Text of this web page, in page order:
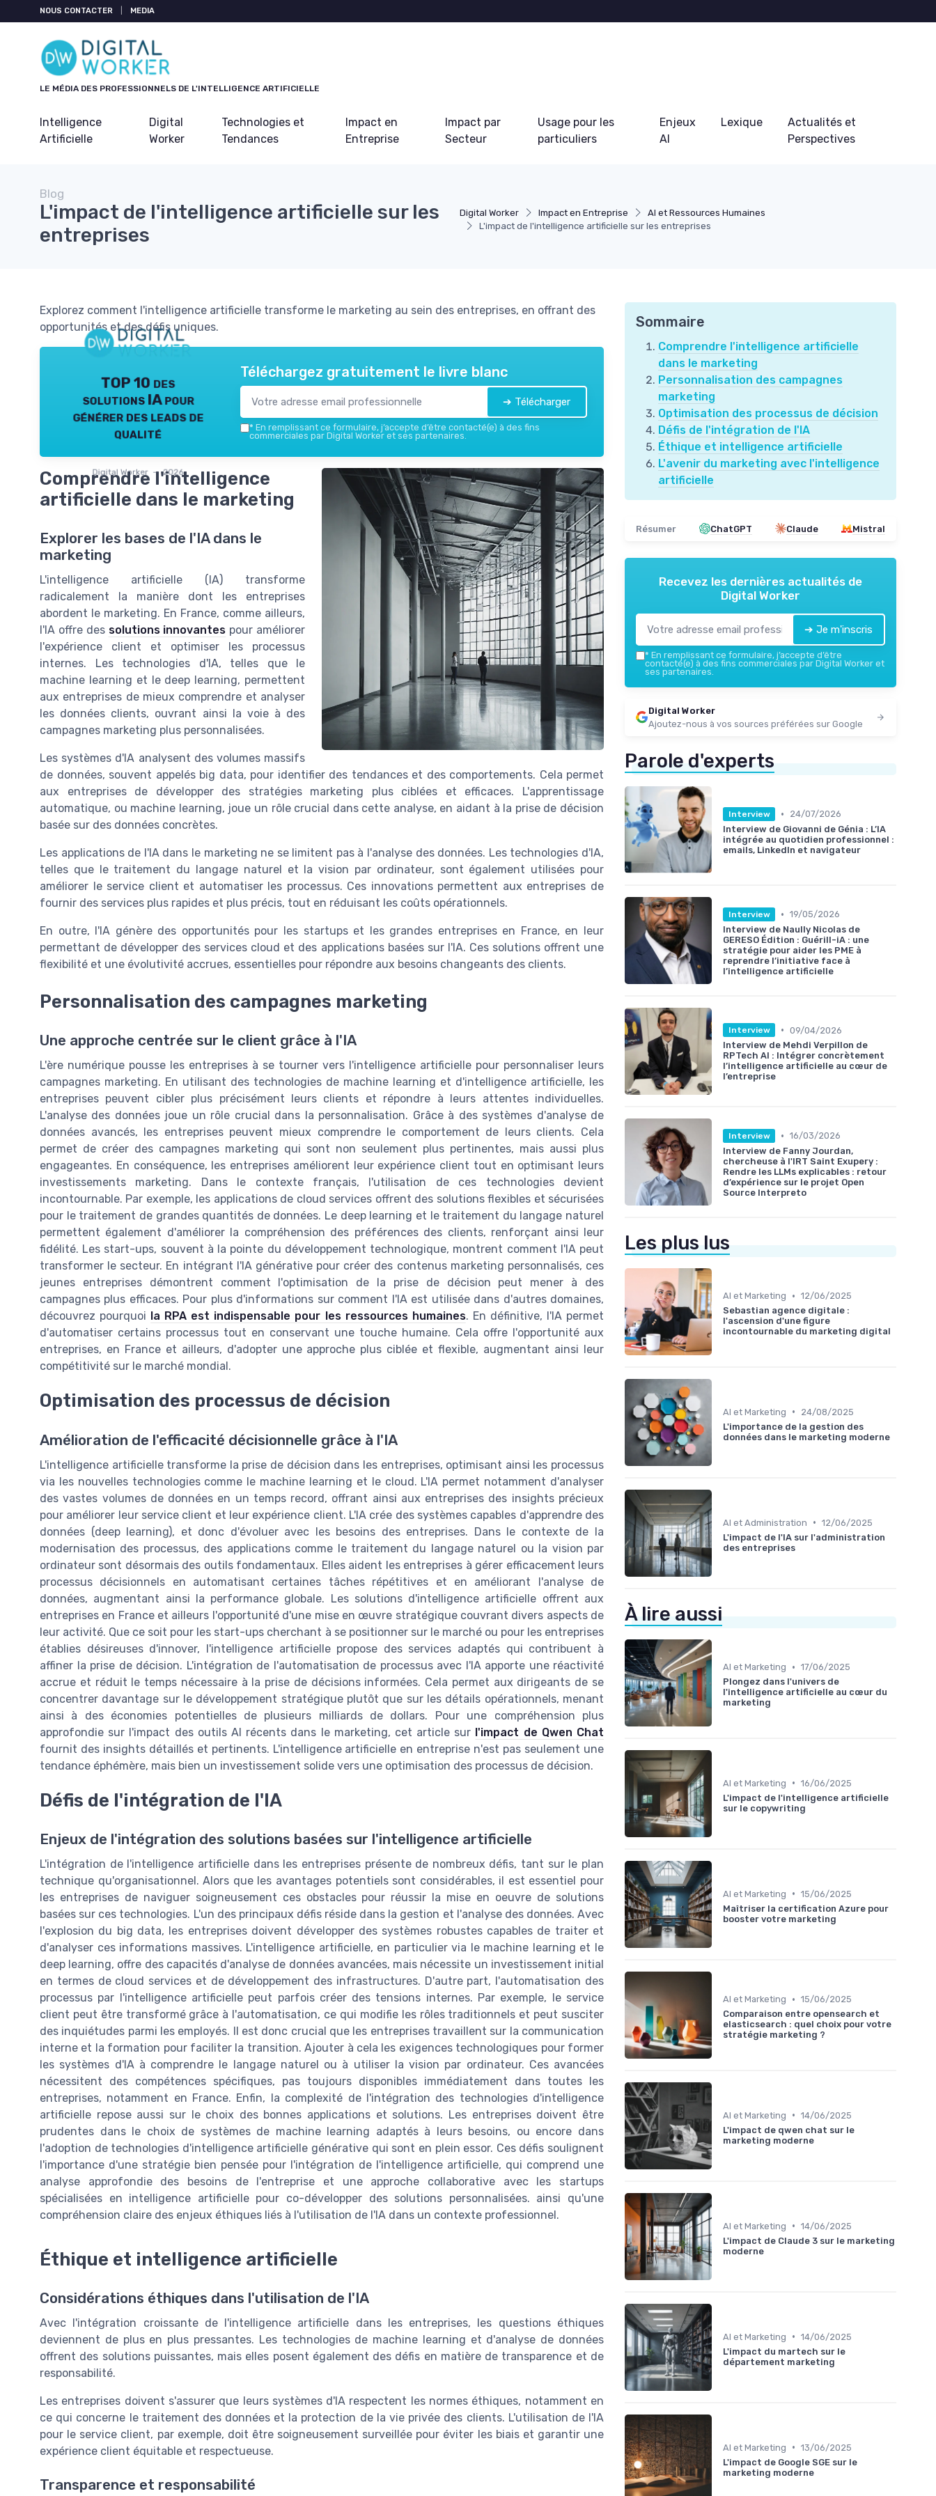
NOUS CONTACTER MEDIA
LE MÉDIA DES PROFESSIONNELS DE L'INTELLIGENCE ARTIFICIELLE
Intelligence
Artificielle
Digital
Worker
Technologies et
Tendances
Impact en
Entreprise
Impact par
Secteur
Usage pour les
particuliers
Enjeux
AI
Lexique
Actualités et
Perspectives
Digital Worker Impact en Entreprise
AI et Ressources Humaines
L'impact de l'intelligence artificielle sur les entreprises
Blog
L'impact de l'intelligence artificielle sur les
entreprises
Explorez comment l'intelligence artificielle transforme le marketing au sein des entreprises, en offrant des
opportunités et des défis uniques.
TOP 10 des
solutions IA pour
générer des leads de
qualité
Digital Worker — 2026
Téléchargez gratuitement le livre blanc
➔ Télécharger
* En remplissant ce formulaire, j’accepte d’être contacté(e) à des fins
commerciales par Digital Worker et ses partenaires.
Comprendre l'intelligence
artificielle dans le marketing
Explorer les bases de l'IA dans le
marketing
L'intelligence artificielle (IA) transforme
radicalement la manière dont les entreprises
abordent le marketing. En France, comme ailleurs,
l'IA offre des solutions innovantes pour améliorer
l'expérience client et optimiser les processus
internes. Les technologies d'IA, telles que le
machine learning et le deep learning, permettent
aux entreprises de mieux comprendre et analyser
les données clients, ouvrant ainsi la voie à des
campagnes marketing plus personnalisées.
Les systèmes d'IA analysent des volumes massifs
de données, souvent appelés big data, pour identifier des tendances et des comportements. Cela permet
aux entreprises de développer des stratégies marketing plus ciblées et efficaces. L'apprentissage
automatique, ou machine learning, joue un rôle crucial dans cette analyse, en aidant à la prise de décision
basée sur des données concrètes.
Les applications de l'IA dans le marketing ne se limitent pas à l'analyse des données. Les technologies d'IA,
telles que le traitement du langage naturel et la vision par ordinateur, sont également utilisées pour
améliorer le service client et automatiser les processus. Ces innovations permettent aux entreprises de
fournir des services plus rapides et plus précis, tout en réduisant les coûts opérationnels.
En outre, l'IA génère des opportunités pour les startups et les grandes entreprises en France, en leur
permettant de développer des services cloud et des applications basées sur l'IA. Ces solutions offrent une
flexibilité et une évolutivité accrues, essentielles pour répondre aux besoins changeants des clients.
Personnalisation des campagnes marketing
Une approche centrée sur le client grâce à l'IA
L'ère numérique pousse les entreprises à se tourner vers l'intelligence artificielle pour personnaliser leurs
campagnes marketing. En utilisant des technologies de machine learning et d'intelligence artificielle, les
entreprises peuvent cibler plus précisément leurs clients et répondre à leurs attentes individuelles.
L'analyse des données joue un rôle crucial dans la personnalisation. Grâce à des systèmes d'analyse de
données avancés, les entreprises peuvent mieux comprendre le comportement de leurs clients. Cela
permet de créer des campagnes marketing qui sont non seulement plus pertinentes, mais aussi plus
engageantes. En conséquence, les entreprises améliorent leur expérience client tout en optimisant leurs
investissements marketing. Dans le contexte français, l'utilisation de ces technologies devient
incontournable. Par exemple, les applications de cloud services offrent des solutions flexibles et sécurisées
pour le traitement de grandes quantités de données. Le deep learning et le traitement du langage naturel
permettent également d'améliorer la compréhension des préférences des clients, renforçant ainsi leur
fidélité. Les start-ups, souvent à la pointe du développement technologique, montrent comment l'IA peut
transformer le secteur. En intégrant l'IA générative pour créer des contenus marketing personnalisés, ces
jeunes entreprises démontrent comment l'optimisation de la prise de décision peut mener à des
campagnes plus efficaces. Pour plus d'informations sur comment l'IA est utilisée dans d'autres domaines,
découvrez pourquoi
la RPA est indispensable pour les ressources humaines. En définitive, l'IA permet
d'automatiser certains processus tout en conservant une touche humaine. Cela offre l'opportunité aux
entreprises, en France et ailleurs, d'adopter une approche plus ciblée et flexible, augmentant ainsi leur
compétitivité sur le marché mondial.
Optimisation des processus de décision
Amélioration de l'efficacité décisionnelle grâce à l'IA
L'intelligence artificielle transforme la prise de décision dans les entreprises, optimisant ainsi les processus
via les nouvelles technologies comme le machine learning et le cloud. L'IA permet notamment d'analyser
des vastes volumes de données en un temps record, offrant ainsi aux entreprises des insights précieux
pour améliorer leur service client et leur expérience client. L'IA crée des systèmes capables d'apprendre des
données (deep learning), et donc d'évoluer avec les besoins des entreprises. Dans le contexte de la
modernisation des processus, des applications comme le traitement du langage naturel ou la vision par
ordinateur sont désormais des outils fondamentaux. Elles aident les entreprises à gérer efficacement leurs
processus décisionnels en automatisant certaines tâches répétitives et en améliorant l'analyse de
données, augmentant ainsi la performance globale. Les solutions d'intelligence artificielle offrent aux
entreprises en France et ailleurs l'opportunité d'une mise en œuvre stratégique couvrant divers aspects de
leur activité. Que ce soit pour les start-ups cherchant à se positionner sur le marché ou pour les entreprises
établies désireuses d'innover, l'intelligence artificielle propose des services adaptés qui contribuent à
affiner la prise de décision. L'intégration de l'automatisation de processus avec l'IA apporte une réactivité
accrue et réduit le temps nécessaire à la prise de décisions informées. Cela permet aux dirigeants de se
concentrer davantage sur le développement stratégique plutôt que sur les détails opérationnels, menant
ainsi à des économies potentielles de plusieurs milliards de dollars. Pour une compréhension plus
approfondie sur l'impact des outils AI récents dans le marketing, cet article sur l'impact de Qwen Chat
fournit des insights détaillés et pertinents. L'intelligence artificielle en entreprise n'est pas seulement une
tendance éphémère, mais bien un investissement solide vers une optimisation des processus de décision.
Défis de l'intégration de l'IA
Enjeux de l'intégration des solutions basées sur l'intelligence artificielle
L'intégration de l'intelligence artificielle dans les entreprises présente de nombreux défis, tant sur le plan
technique qu'organisationnel. Alors que les avantages potentiels sont considérables, il est essentiel pour
les entreprises de naviguer soigneusement ces obstacles pour réussir la mise en oeuvre de solutions
basées sur ces technologies. L'un des principaux défis réside dans la gestion et l'analyse des données. Avec
l'explosion du big data, les entreprises doivent développer des systèmes robustes capables de traiter et
d'analyser ces informations massives. L'intelligence artificielle, en particulier via le machine learning et le
deep learning, offre des capacités d'analyse de données avancées, mais nécessite un investissement initial
en termes de cloud services et de développement des infrastructures. D'autre part, l'automatisation des
processus par l'intelligence artificielle peut parfois créer des tensions internes. Par exemple, le service
client peut être transformé grâce à l'automatisation, ce qui modifie les rôles traditionnels et peut susciter
des inquiétudes parmi les employés. Il est donc crucial que les entreprises travaillent sur la communication
interne et la formation pour faciliter la transition. Ajouter à cela les exigences technologiques pour former
les systèmes d'IA à comprendre le langage naturel ou à utiliser la vision par ordinateur. Ces avancées
nécessitent des compétences spécifiques, pas toujours disponibles immédiatement dans toutes les
entreprises, notamment en France. Enfin, la complexité de l'intégration des technologies d'intelligence
artificielle repose aussi sur le choix des bonnes applications et solutions. Les entreprises doivent être
prudentes dans le choix de systèmes de machine learning adaptés à leurs besoins, ou encore dans
l'adoption de technologies d'intelligence artificielle générative qui sont en plein essor. Ces défis soulignent
l'importance d'une stratégie bien pensée pour l'intégration de l'intelligence artificielle, qui comprend une
analyse approfondie des besoins de l'entreprise et une approche collaborative avec les startups
spécialisées en intelligence artificielle pour co-développer des solutions personnalisées. ainsi qu'une
compréhension claire des enjeux éthiques liés à l'utilisation de l'IA dans un contexte professionnel.
Éthique et intelligence artificielle
Considérations éthiques dans l'utilisation de l'IA
Avec l'intégration croissante de l'intelligence artificielle dans les entreprises, les questions éthiques
deviennent de plus en plus pressantes. Les technologies de machine learning et d'analyse de données
offrent des solutions puissantes, mais elles posent également des défis en matière de transparence et de
responsabilité.
Les entreprises doivent s'assurer que leurs systèmes d'IA respectent les normes éthiques, notamment en
ce qui concerne le traitement des données et la protection de la vie privée des clients. L'utilisation de l'IA
pour le service client, par exemple, doit être soigneusement surveillée pour éviter les biais et garantir une
expérience client équitable et respectueuse.
Transparence et responsabilité
Sommaire
Comprendre l'intelligence artificielle
dans le marketing
Personnalisation des campagnes
marketing
Optimisation des processus de décision
Défis de l'intégration de l'IA
Éthique et intelligence artificielle
L'avenir du marketing avec l'intelligence
artificielle
Résumer ChatGPT Claude Mistral
Recevez les dernières actualités de
Digital Worker
➔ Je m'inscris
* En remplissant ce formulaire, j’accepte d’être
contacté(e) à des fins commerciales par Digital Worker et
ses partenaires.
Digital Worker
Ajoutez-nous à vos sources préférées sur Google
Parole d'experts
Interview •
24/07/2026
Interview de Giovanni de Génia : L’IA
intégrée au quotidien professionnel :
emails, LinkedIn et navigateur
Interview • 19/05/2026
Interview de Naully Nicolas de
GERESO Édition : Guérill-iA : une
stratégie pour aider les PME à
reprendre l’initiative face à
l’intelligence artificielle
Interview • 09/04/2026
Interview de Mehdi Verpillon de
RPTech AI : Intégrer concrètement
l’intelligence artificielle au cœur de
l’entreprise
Interview • 16/03/2026
Interview de Fanny Jourdan,
chercheuse à l'IRT Saint Exupery :
Rendre les LLMs explicables : retour
d’expérience sur le projet Open
Source Interpreto
Les plus lus
AI et Marketing • 12/06/2025
Sebastian agence digitale :
l'ascension d'une figure
incontournable du marketing digital
AI et Marketing •
24/08/2025
L'importance de la gestion des
données dans le marketing moderne
AI et Administration • 12/06/2025
L'impact de l'IA sur l'administration
des entreprises
À lire aussi
AI et Marketing • 17/06/2025
Plongez dans l'univers de
l'intelligence artificielle au cœur du
marketing
AI et Marketing • 16/06/2025
L'impact de l'intelligence artificielle
sur le copywriting
AI et Marketing • 15/06/2025
Maîtriser la certification Azure pour
booster votre marketing
AI et Marketing • 15/06/2025
Comparaison entre opensearch et
elasticsearch : quel choix pour votre
stratégie marketing ?
AI et Marketing • 14/06/2025
L'impact de qwen chat sur le
marketing moderne
AI et Marketing • 14/06/2025
L'impact de Claude 3 sur le marketing
moderne
AI et Marketing • 14/06/2025
L'impact du martech sur le
département marketing
AI et Marketing • 13/06/2025
L'impact de Google SGE sur le
marketing moderne
Panneau de gestion des cookies